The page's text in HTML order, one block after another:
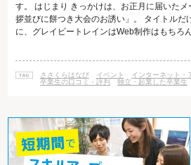
す。 はじまり きっかけは、お正月に届いた
拶並びに餅つき大会のお誘い」。 タイトルだ
に、グレイビートレインはWeb制作はもちろ
画まで幅広く行う会社で、国内外数多の広告
おさえていらっしゃるのがさすがです。 ぜひ
えして、いざ会場へ。 再会 会場は大盛況。
ささくらはなび イベント インターネット・
卒業生の口コミ・評判
独立・起業した卒業生